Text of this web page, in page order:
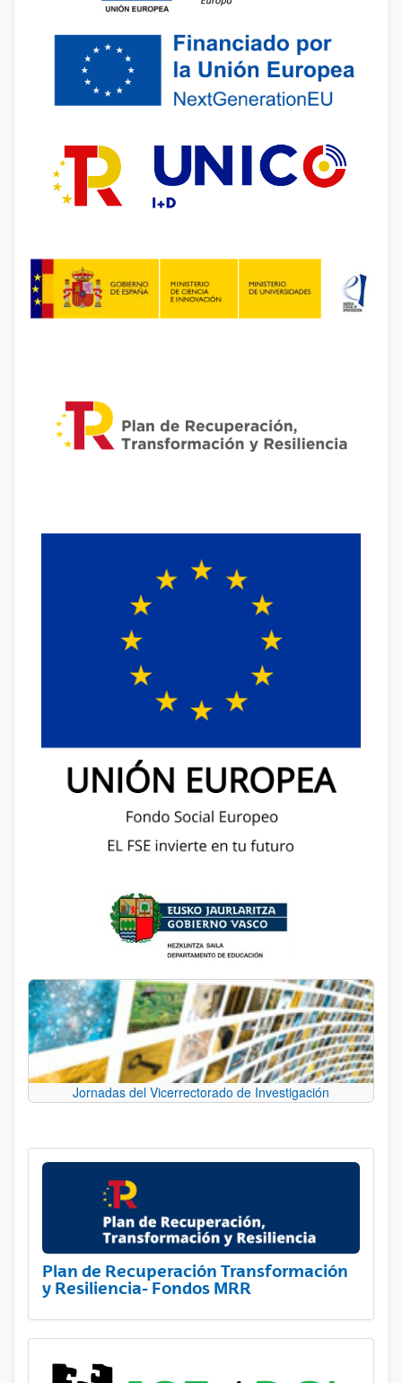
Jornadas del Vicerrectorado de Investigación
Plan de Recuperación Transformación
y Resiliencia- Fondos MRR